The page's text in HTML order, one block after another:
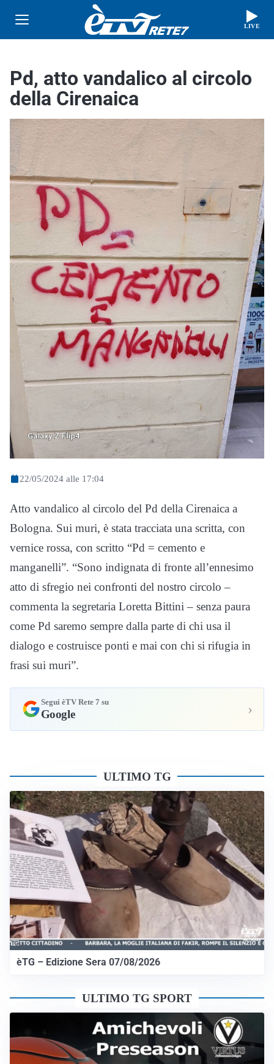
LIVE
Pd, atto vandalico al circolo
della Cirenaica
22/05/2024 alle 17:04
Atto vandalico al circolo del Pd della Cirenaica a
Bologna. Sui muri, è stata tracciata una scritta, con
vernice rossa, con scritto “Pd = cemento e
manganelli”. “Sono indignata di fronte all’ennesimo
atto di sfregio nei confronti del nostro circolo –
commenta la segretaria Loretta Bittini – senza paura
come Pd saremo sempre dalla parte di chi usa il
dialogo e costruisce ponti e mai con chi si rifugia in
frasi sui muri”.
Segui èTV Rete 7 su
Google ›
ULTIMO TG
èTG – Edizione Sera 07/08/2026
ULTIMO TG SPORT